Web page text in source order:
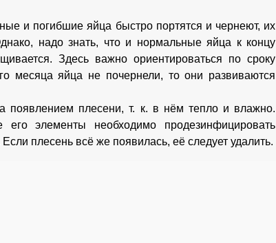
и погибшие яйца быстро портятся и чернеют, их
надо знать, что и нормальные яйца к концу
Здесь важно ориентироваться по сроку
месяца яйца не почернели, то они развиваются
появлением плесени, т. к. в нём тепло и влажно.
элементы необходимо продезинфицировать
плесень всё же появилась, её следует удалить.